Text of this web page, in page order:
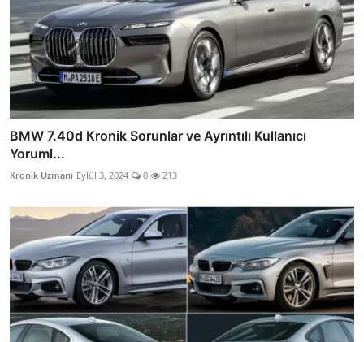
BMW 7.40d Kronik Sorunlar ve Ayrıntılı Kullanıcı
Yoruml...
Kronik Uzmanı Eylül 3, 2024 0 213